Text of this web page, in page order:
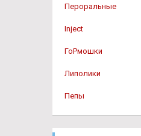
Пероральные
Inject
ГоРмошки
Липолики
Пепы